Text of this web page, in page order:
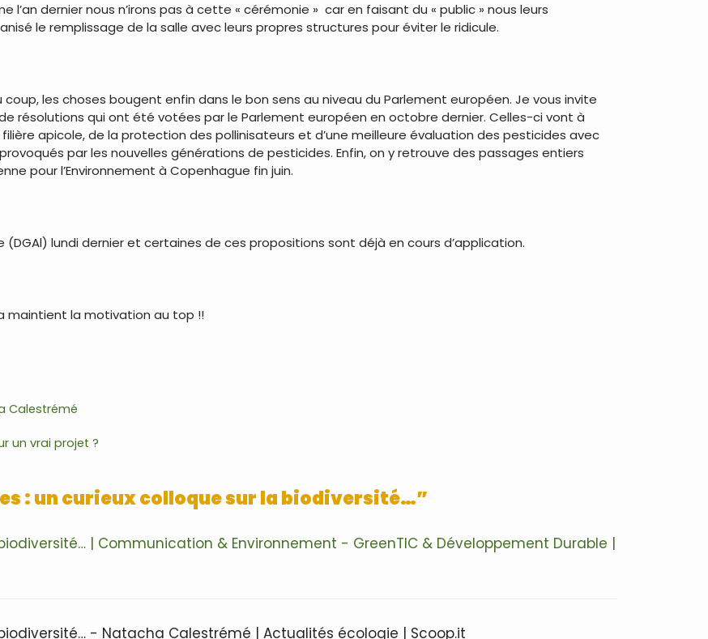
l’an dernier nous n’irons pas à cette « cérémonie » car en faisant du « public » nous leurs
le remplissage de la salle avec leurs propres structures pour éviter le ridicule.
coup, les choses bougent enfin dans le bon sens au niveau du Parlement européen. Je vous invite
résolutions qui ont été votées par le Parlement européen en octobre dernier. Celles-ci vont à
filière apicole, de la protection des pollinisateurs et d’une meilleure évaluation des pesticides avec
par les nouvelles générations de pesticides. Enfin, on y retrouve des passages entiers
pour l’Environnement à Copenhague fin juin.
(DGAl) lundi dernier et certaines de ces propositions sont déjà en cours d’application.
maintient la motivation au top !!
Calestrémé
un vrai projet ?
: un curieux colloque sur la biodiversité…”
| Communication & Environnement - GreenTIC & Développement Durable |
- Natacha Calestrémé | Actualités écologie | Scoop.it